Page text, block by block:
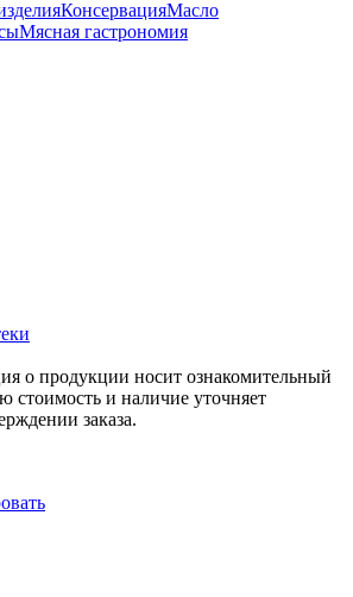
КонсервацияМасло
Мясная гастрономия
о продукции носит ознакомительный
стоимость и наличие уточняет
заказа.